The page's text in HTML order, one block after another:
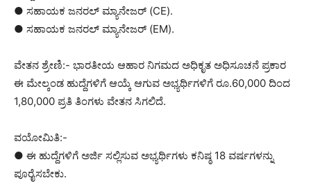
● ಸಹಾಯಕ ಜನರಲ್ ಮ್ಯಾನೇಜರ್ (CE).
● ಸಹಾಯಕ ಜನರಲ್ ಮ್ಯಾನೇಜರ್ (EM).
ವೇತನ ಶ್ರೇಣಿ:- ಭಾರತೀಯ ಆಹಾರ ನಿಗಮದ ಅಧಿಕೃತ ಅಧಿಸೂಚನೆ ಪ್ರಕಾರ
ಈ ಮೇಲ್ಕಂಡ ಹುದ್ದೆಗಳಿಗೆ ಆಯ್ಕೆ ಆಗುವ ಅಭ್ಯರ್ಥಿಗಳಿಗೆ ರೂ.60,000 ದಿಂದ
1,80,000 ಪ್ರತಿ ತಿಂಗಳು ವೇತನ ಸಿಗಲಿದೆ.
ವಯೋಮಿತಿ:-
● ಈ ಹುದ್ದೆಗಳಿಗೆ ಅರ್ಜಿ ಸಲ್ಲಿಸುವ ಅಭ್ಯರ್ಥಿಗಳು ಕನಿಷ್ಠ 18 ವರ್ಷಗಳನ್ನು
ಪೂರೈಸಬೇಕು.